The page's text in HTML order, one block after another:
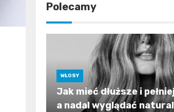
Polecamy
WŁOSY
Jak mieć dłuższe i
a nadal wyglądać